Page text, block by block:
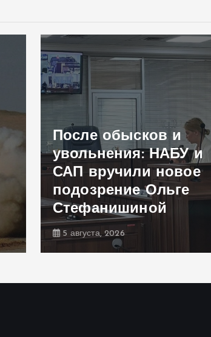
После обысков и
увольнения: НАБУ и
САП вручили новое
подозрение Ольге
Стефанишиной
5 августа, 2026